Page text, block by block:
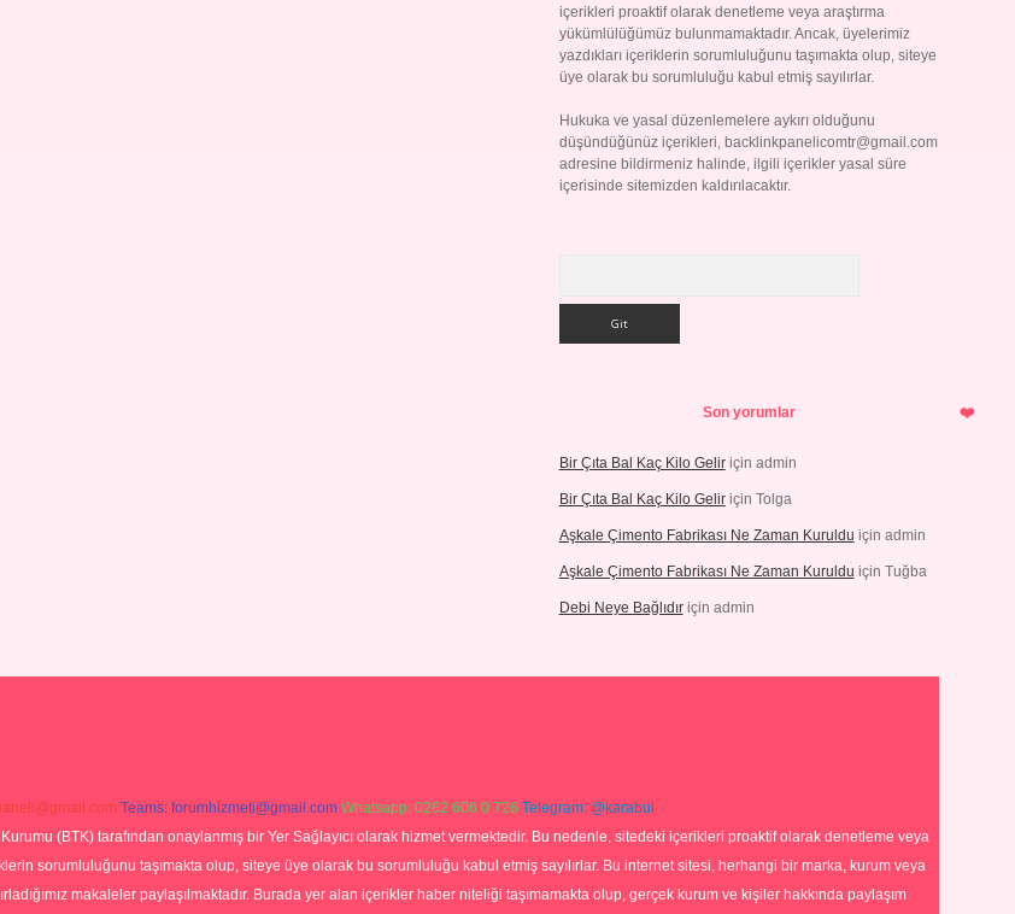
içerikleri proaktif olarak denetleme veya araştırma
yükümlülüğümüz bulunmamaktadır. Ancak, üyelerimiz
yazdıkları içeriklerin sorumluluğunu taşımakta olup, siteye
üye olarak bu sorumluluğu kabul etmiş sayılırlar.
Hukuka ve yasal düzenlemelere aykırı olduğunu
düşündüğünüz içerikleri, backlinkpanelicomtr@gmail.com
adresine bildirmeniz halinde, ilgili içerikler yasal süre
içerisinde sitemizden kaldırılacaktır.
Son yorumlar
Bir Çıta Bal Kaç Kilo Geliriçin admin
Bir Çıta Bal Kaç Kilo Geliriçin Tolga
Aşkale Çimento Fabrikası Ne Zaman Kuruldu için admin
Aşkale Çimento Fabrikası Ne Zaman Kuruldu için Tuğba
Debi Neye Bağlıdıriçin admin
Teams: forumhizmeti@gmail.com Whatsapp: 0262 606 0 726 Telegram: @karabul
(BTK) tarafından onaylanmış bir Yer Sağlayıcı olarak hizmet vermektedir. Bu nedenle, sitedeki içerikleri proaktif olarak denetleme veya
sorumluluğunu taşımakta olup, siteye üye olarak bu sorumluluğu kabul etmiş sayılırlar. Bu internet sitesi, herhangi bir marka, kurum veya
makaleler paylaşılmaktadır. Burada yer alan içerikler haber niteliği taşımamakta olup, gerçek kurum ve kişiler hakkında paylaşım